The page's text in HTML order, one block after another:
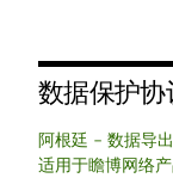
数据保护协
阿根廷 – 数据导出
适用于瞻博网络